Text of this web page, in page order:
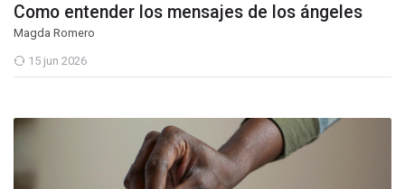
Como entender los mensajes de los ángeles
Magda Romero
15 jun 2026